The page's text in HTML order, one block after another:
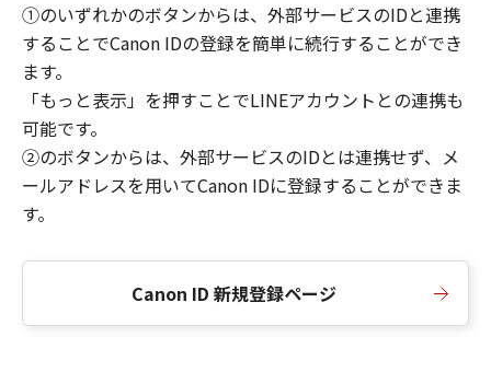
①のいずれかのボタンからは、外部サービスのIDと連携
することでCanon IDの登録を簡単に続行することができ
ます。
「もっと表示」を押すことでLINEアカウントとの連携も
可能です。
②のボタンからは、外部サービスのIDとは連携せず、メ
ールアドレスを用いてCanon IDに登録することができま
す。
Canon ID 新規登録ページ